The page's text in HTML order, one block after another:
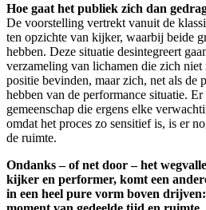
Hoe gaat het publiek zich dan
De voorstelling vertrekt vanuit de
ten opzichte van kijker, waarbij beide
hebben. Deze situatie desintegreert
verzameling van lichamen die zich
positie bevinden, maar zich, net als de
hebben van de performance situatie. Er
gemeenschap die ergens elke
omdat het proces zo sensitief is, is er
de ruimte.
Ondanks – of net door – het
kijker en performer, komt een
in een heel pure vorm boven